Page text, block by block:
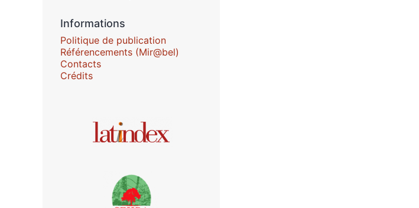
Informations
Politique de publication
Référencements (Mir@bel)
Contacts
Crédits
Affiliations/partenaires